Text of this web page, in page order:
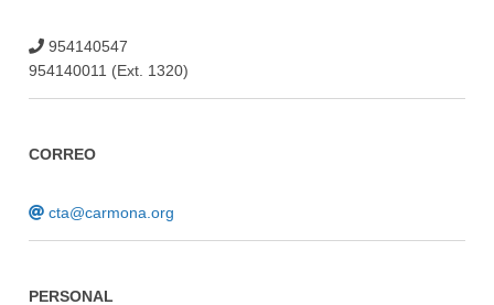
954140547
954140011 (Ext. 1320)
CORREO
cta@carmona.org
PERSONAL